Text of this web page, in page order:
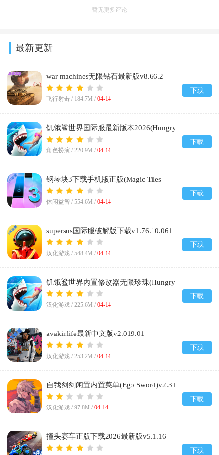
暂无更多评论
最新更新
war machines无限钻石最新版v8.66.2
飞行射击 / 184.7M / 04-14
下载
饥饿鲨世界国际服最新版本2026(Hungry
Shark World)v7.7.1
角色扮演 / 220.9M / 04-14
下载
钢琴块3下载手机版正版(Magic Tiles
3)v13.042.101
休闲益智 / 554.6M / 04-14
下载
supersus国际服破解版下载v1.76.10.061
汉化游戏 / 548.4M / 04-14
下载
饥饿鲨世界内置修改器无限珍珠(Hungry
Shark)v7.7.1
汉化游戏 / 225.6M / 04-14
下载
avakinlife最新中文版v2.019.01
汉化游戏 / 253.2M / 04-14
下载
自我剑剑闲置内置菜单(Ego Sword)v2.31
汉化游戏 / 97.8M / 04-14
下载
撞头赛车正版下载2026最新版v5.1.16
下载